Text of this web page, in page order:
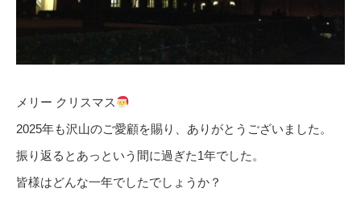
メリー クリスマス
2025年も沢山のご愛顧を賜り、ありがとうございました。
振り返るとあっという間に過ぎた1年でした。
皆様はどんな一年でしたでしょうか？